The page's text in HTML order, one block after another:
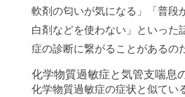
軟剤の匂いが気になる」「普段
白剤などを使わない」といった
症の診断に繋がることがあるの
化学物質過敏症と気管支喘息
化学物質過敏症の症状と似てい